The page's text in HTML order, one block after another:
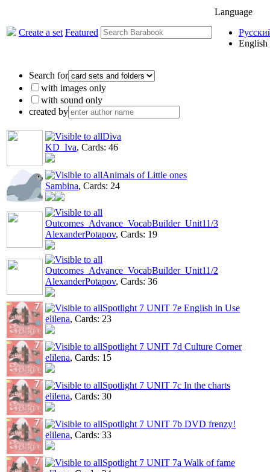
Create a set Featured
Language
English
Search for
with images only
with sound only
created by
Diva
KD_Iva, Cards: 46
Animals of Little ones
Sambina, Cards: 24
Outcomes_Advance_VocabBuilder_Unit11/3
AlexanderPotapov, Cards: 19
Outcomes_Advance_VocabBuilder_Unit11/2
AlexanderPotapov, Cards: 36
Spotlight 7 UNIT 7e English in Use
elilena, Cards: 23
Spotlight 7 UNIT 7d Culture Corner
elilena, Cards: 15
Spotlight 7 UNIT 7c In the charts
elilena, Cards: 30
Spotlight 7 UNIT 7b DVD frenzy!
elilena, Cards: 33
Spotlight 7 UNIT 7а Walk of fame